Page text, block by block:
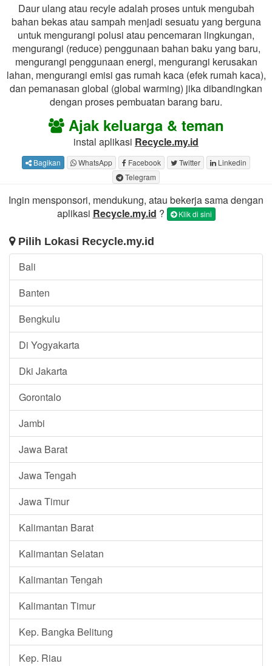
Daur ulang atau recyle adalah proses untuk mengubah
bahan bekas atau sampah menjadi sesuatu yang berguna
untuk mengurangi polusi atau pencemaran lingkungan,
mengurangi (reduce) penggunaan bahan baku yang baru,
mengurangi penggunaan energi, mengurangi kerusakan
lahan, mengurangi emisi gas rumah kaca (efek rumah kaca),
dan pemanasan global (global warming) jika dibandingkan
dengan proses pembuatan barang baru.
Ajak keluarga & teman
instal aplikasi Recycle.my.id
Bagikan WhatsApp Facebook Twitter
Linkedin
Telegram
Ingin mensponsori, mendukung, atau bekerja sama dengan
aplikasi Recycle.my.id ? Klik di sini
Pilih Lokasi Recycle.my.id
Bali
Banten
Bengkulu
Di Yogyakarta
Dki Jakarta
Gorontalo
Jambi
Jawa Barat
Jawa Tengah
Jawa Timur
Kalimantan Barat
Kalimantan Selatan
Kalimantan Tengah
Kalimantan Timur
Kep. Bangka Belitung
Kep. Riau